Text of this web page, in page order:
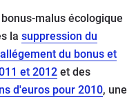
malus écologique
la suppression du
allégement du bonus et
et 2012 et des
d'euros pour 2010, une